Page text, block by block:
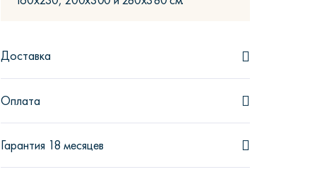
Доставка
Оплата
Гарантия 18 месяцев